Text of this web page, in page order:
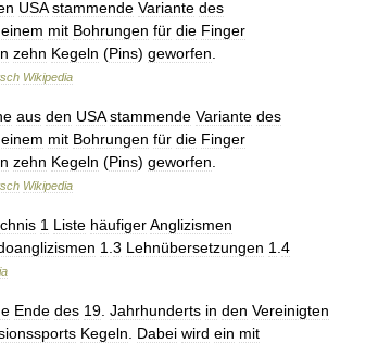
USA stammende Variante des
einem mit Bohrungen für die Finger
zehn Kegeln (Pins) geworfen
Wikipedia
aus den USA stammende Variante des
einem mit Bohrungen für die Finger
zehn Kegeln (Pins) geworfen
Wikipedia
1 Liste häufigerAnglizismen
1 3 Lehnübersetzungen 1 4
Ende des 19 Jahrhunderts in den Vereinigten
Kegeln Dabei wird ein mit